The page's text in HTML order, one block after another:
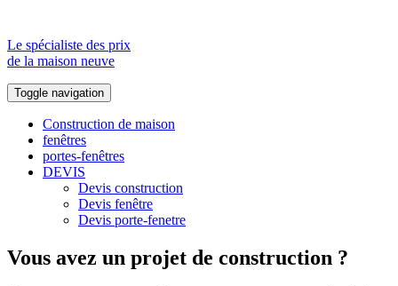
Le spécialiste des prix
de la maison neuve
Toggle navigation
Construction de maison
fenêtres
portes-fenêtres
DEVIS
Devis construction
Devis fenêtre
Devis porte-fenetre
Vous avez un projet de construction ?